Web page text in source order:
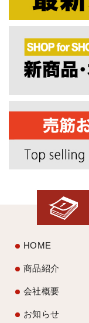
HOME
商品紹介
会社概要
お知らせ